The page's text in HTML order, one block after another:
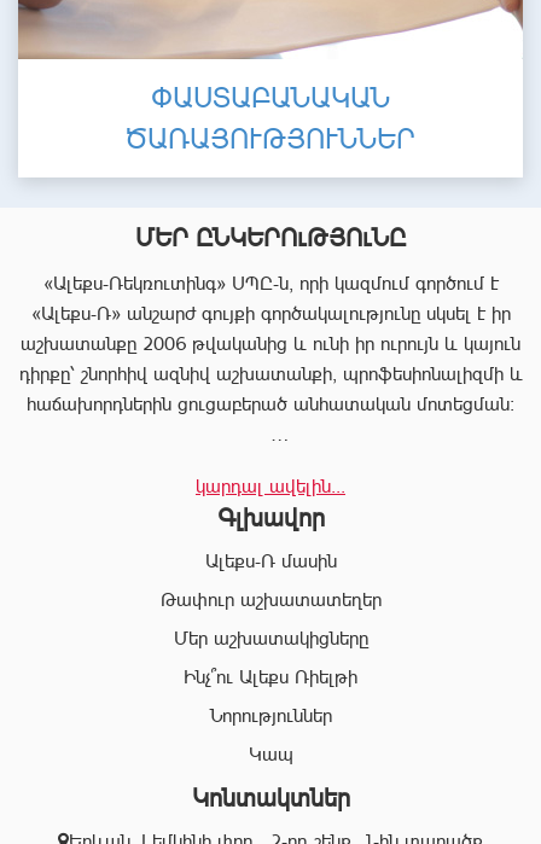
ՓԱՍՏԱԲԱՆԱԿԱՆ
ԾԱՌԱՅՈՒԹՅՈՒՆՆԵՐ
ՄԵՐ ԸՆԿԵՐՈւԹՅՈւՆԸ
«Ալեքս-Ռեկռուտինգ» ՍՊԸ-ն, որի կազմում գործում է
«Ալեքս-Ռ» անշարժ գույքի գործակալությունը սկսել է իր
աշխատանքը 2006 թվականից և ունի իր ուրույն և կայուն
դիրքը՝ շնորհիվ ազնիվ աշխատանքի, պրոֆեսիոնալիզմի և
հաճախորդներին ցուցաբերած անհատական մոտեցման:
ամբողջական փաթեթ, որը թույլ է տալիս հաճախորդին
արագ իրագործել ցանկացած գործարք անշարժ գույքի
ոլորտում:
շնորհիվ՝ «Ալեքս-Ռ» ընկերության պրոֆեսիոնալ
անձնակազմը Ձեզ կօգնի իրականացնել շահավետ
գործարքներ՝ ապահովելով գործարքի գաղտնիությունը, և
զերծ մնալ գործարքի ընթացքում բարձր ռիսկերից՝
«Ալեքս-Ռ» ընկերության իրավաբանական բաժնի
կարդալ ավելին...
Գլխավոր
Ալեքս-Ռ մասին
Թափուր աշխատատեղեր
Մեր աշխատակիցները
Ինչ՞ու Ալեքս Ռիելթի
Նորություններ
Կապ
Կոնտակտներ